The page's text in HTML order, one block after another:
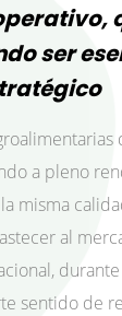
ser
a pleno
misma
al
sentido de